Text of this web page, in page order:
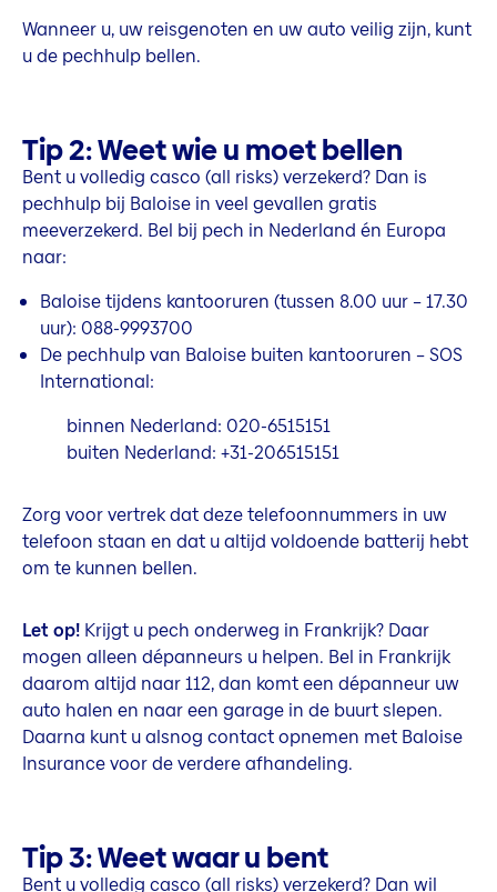
Wanneer u, uw reisgenoten en uw auto veilig zijn, kunt
u de pechhulp bellen.
Tip 2: Weet wie u moet bellen
Bent u volledig casco (all risks) verzekerd? Dan is
pechhulp bij Baloise in veel gevallen gratis
meeverzekerd. Bel bij pech in Nederland én Europa
naar:
Baloise tijdens kantooruren (tussen 8.00 uur – 17.30
uur): 088-9993700
De pechhulp van Baloise buiten kantooruren – SOS
International:
binnen Nederland: 020-6515151
buiten Nederland: +31-206515151
Zorg voor vertrek dat deze telefoonnummers in uw
telefoon staan en dat u altijd voldoende batterij hebt
om te kunnen bellen.
Let op! Krijgt u pech onderweg in Frankrijk? Daar
mogen alleen dépanneurs u helpen. Bel in Frankrijk
daarom altijd naar 112, dan komt een dépanneur uw
auto halen en naar een garage in de buurt slepen.
Daarna kunt u alsnog contact opnemen met Baloise
Insurance voor de verdere afhandeling.
Tip 3: Weet waar u bent
Bent u volledig casco (all risks) verzekerd? Dan wil